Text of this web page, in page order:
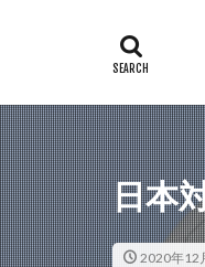
日本
2020年12